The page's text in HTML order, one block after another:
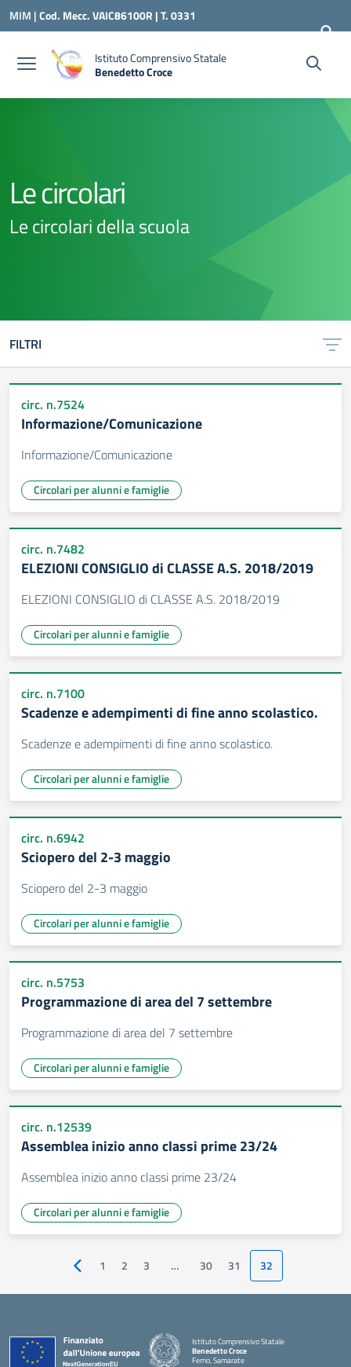
Vai ai contenuti
Vai al menu di navigazione
Vai al footer
MIM |Cod. Mecc. VAIC86100R | T. 0331
240260 | VAIC86100R@ISTRUZIONE.IT
Istituto Comprensivo Statale
Benedetto Croce
Le circolari
Le circolari della scuola
FILTRI
circ. n.7524
Informazione/Comunicazione
Informazione/Comunicazione
Circolari per alunni e famiglie
circ. n.7482
ELEZIONI CONSIGLIO di CLASSE A.S. 2018/2019
ELEZIONI CONSIGLIO di CLASSE A.S. 2018/2019
Circolari per alunni e famiglie
circ. n.7100
Scadenze e adempimenti di fine anno scolastico.
Scadenze e adempimenti di fine anno scolastico.
Circolari per alunni e famiglie
circ. n.6942
Sciopero del 2-3 maggio
Sciopero del 2-3 maggio
Circolari per alunni e famiglie
circ. n.5753
Programmazione di area del 7 settembre
Programmazione di area del 7 settembre
Circolari per alunni e famiglie
circ. n.12539
Assemblea inizio anno classi prime 23/24
Assemblea inizio anno classi prime 23/24
Circolari per alunni e famiglie
Pagina precedente
1 2 3 … 30 31 32
Istituto Comprensivo Statale
Benedetto Croce
Ferno, Samarate